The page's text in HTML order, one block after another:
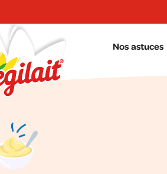
Nos astuces